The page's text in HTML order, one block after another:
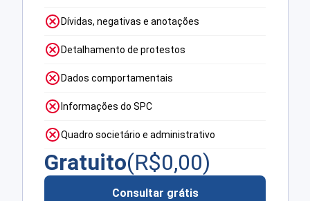
Dívidas, negativas e anotações
Detalhamento de protestos
Dados comportamentais
Informações do SPC
Quadro societário e administrativo
Gratuito(R$0,00)
Consultar grátis